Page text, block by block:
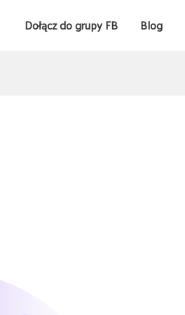
Dołącz do grupy FB Blog